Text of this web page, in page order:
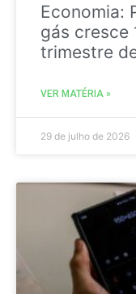
Economia:
gás cresce
trimestre
VER MATÉRIA »
29 de julho de 2026